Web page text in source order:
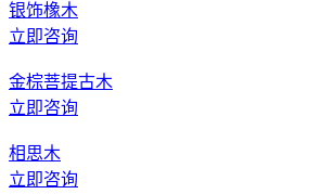
银饰橡木
立即咨询
金棕菩提古木
立即咨询
相思木
立即咨询